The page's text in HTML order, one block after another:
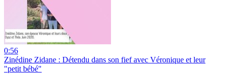
0:56
Zinédine Zidane : Détendu dans son fief avec Véronique et leur
"petit bébé"